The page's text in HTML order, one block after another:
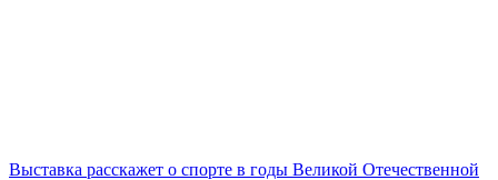
Выставка расскажет о спорте в годы Великой Отечественной